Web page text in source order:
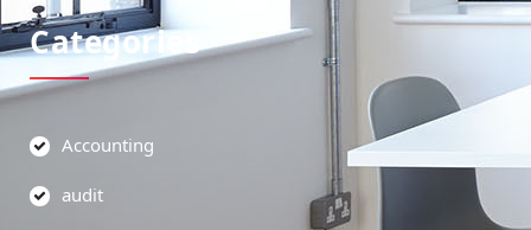
Categories
Accounting
audit